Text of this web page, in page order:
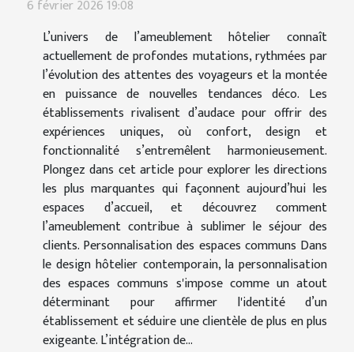
6 février 2026 19:08
L’univers de l’ameublement hôtelier connaît
actuellement de profondes mutations, rythmées par
l’évolution des attentes des voyageurs et la montée
en puissance de nouvelles tendances déco. Les
établissements rivalisent d’audace pour offrir des
expériences uniques, où confort, design et
fonctionnalité s’entremêlent harmonieusement.
Plongez dans cet article pour explorer les directions
les plus marquantes qui façonnent aujourd’hui les
espaces d’accueil, et découvrez comment
l’ameublement contribue à sublimer le séjour des
clients. Personnalisation des espaces communs Dans
le design hôtelier contemporain, la personnalisation
des espaces communs s'impose comme un atout
déterminant pour affirmer l'identité d’un
établissement et séduire une clientèle de plus en plus
exigeante. L’intégration de...